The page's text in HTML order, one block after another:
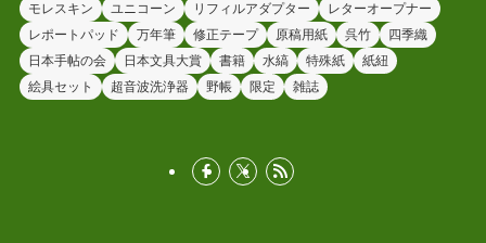
モレスキン
ユニコーン リフィルアダプター
レターオープナー
レポートパッド
万年筆 修正テープ 原稿用紙 呉竹
四季織
日本手帖の会
日本文具大賞 書籍 水縞 特殊紙
紙紐
絵具セット
超音波洗浄器 野帳 限定 雑誌